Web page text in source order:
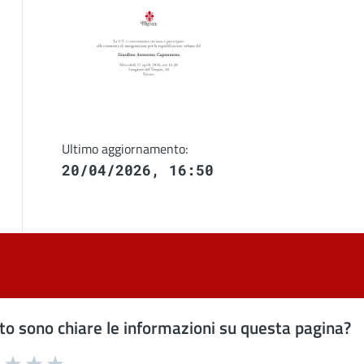
Image
Ultimo aggiornamento:
20/04/2026, 16:50
sono chiare le informazioni su questa pagina?